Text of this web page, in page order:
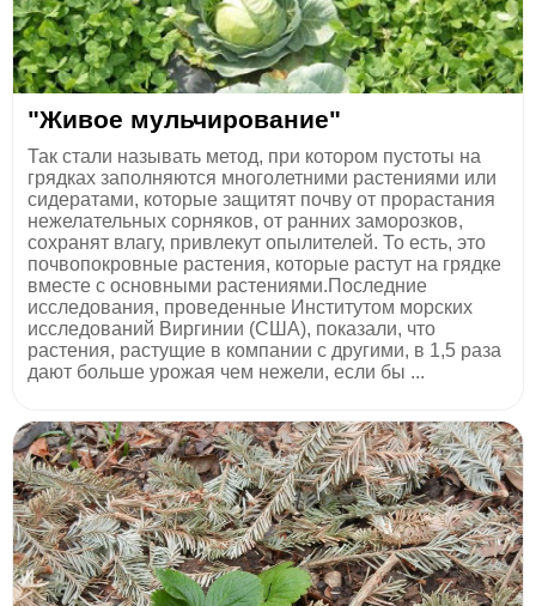
"Живое мульчирование"
Так стали называть метод, при котором пустоты на
грядках заполняются многолетними растениями или
сидератами, которые защитят почву от прорастания
нежелательных сорняков, от ранних заморозков,
сохранят влагу, привлекут опылителей. То есть, это
почвопокровные растения, которые растут на грядке
вместе с основными растениями.Последние
исследования, проведенные Институтом морских
исследований Виргинии (США), показали, что
растения, растущие в компании с другими, в 1,5 раза
дают больше урожая чем нежели, если бы ...